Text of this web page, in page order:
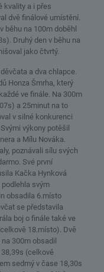
kvality a i přes
dvě finálové umístění.
běhu na 100m doběhl
Druhý den v běhu na
jako čtvrtý.
a dva chlapce.
Honza Šmrha, který
ve finále. Na 300m
a 25minut na to
v silné konkurenci
výkony potěšil
a Mílu Nováka.
poznávali sílu svých
Své první
Kačka Hynková
podlehla svým
obsadila 6.místo
se představila
boj o finále také ve
18.místo). Dvě
300m obsadil
(celkově
sedmý v čase 18,30s